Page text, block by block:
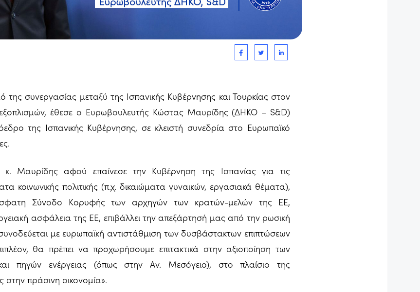
της συνεργασίας μεταξύ της Ισπανικής Κυβέρνησης και Τουρκίας στον
έθεσε ο Ευρωβουλευτής Κώστας Μαυρίδης (ΔΗΚΟ – S&D)
της Ισπανικής Κυβέρνησης, σε κλειστή συνεδρία στο Ευρωπαϊκό
Μαυρίδης αφού επαίνεσε την Κυβέρνηση της Ισπανίας για τις
κοινωνικής πολιτικής (π.χ. δικαιώματα γυναικών, εργασιακά θέματα),
Σύνοδο Κορυφής των αρχηγών των κρατών-μελών της ΕΕ,
ασφάλεια της ΕΕ, επιβάλλει την απεξάρτησή μας από την ρωσική
με ευρωπαϊκή αντιστάθμιση των δυσβάστακτων επιπτώσεων
θα πρέπει να προχωρήσουμε επιτακτικά στην αξιοποίηση των
πηγών ενέργειας (όπως στην Αν. Μεσόγειο), στο πλαίσιο της
πράσινη οικονομία».